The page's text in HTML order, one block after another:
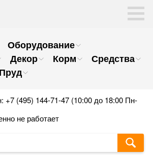
Оборудование
Декор Корм
Средства
Пруд
+7 (495) 144-71-47 (10:00 до 18:00 Пн-
не работает